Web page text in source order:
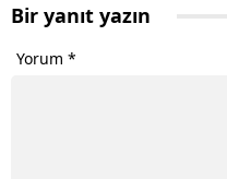
Bir yanıt yazın
Yorum *